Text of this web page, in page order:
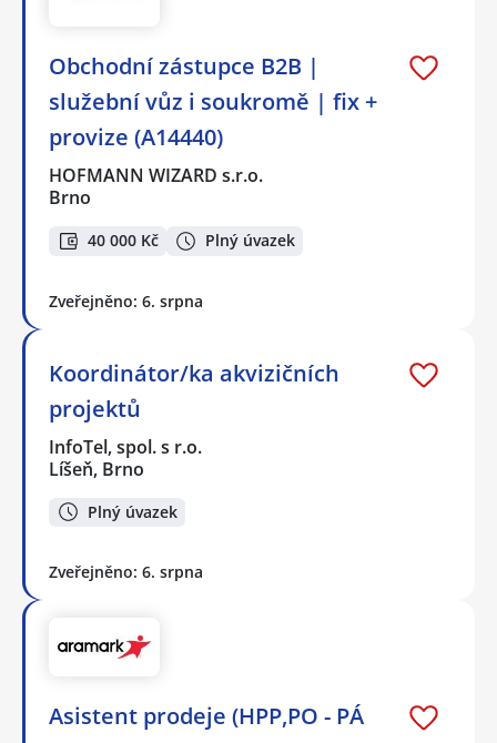
Obchodní zástupce B2B |
služební vůz i soukromě | fix +
provize (A14440)
HOFMANN WIZARD s.r.o.
Brno
40 000 Kč Plný úvazek
Zveřejněno: 6. srpna
Koordinátor/ka akvizičních
projektů
InfoTel, spol. s r.o.
Líšeň, Brno
Plný úvazek
Zveřejněno: 6. srpna
Asistent prodeje (HPP,PO - PÁ